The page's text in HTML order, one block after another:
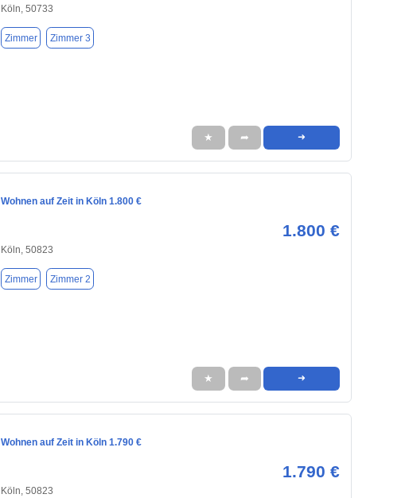
Köln, 50733
Zimmer Zimmer 3
★ ➦ ➜
Wohnen auf Zeit in Köln 1.800 €
1.800 €
Köln, 50823
Zimmer Zimmer 2
★ ➦ ➜
Wohnen auf Zeit in Köln 1.790 €
1.790 €
Köln, 50823